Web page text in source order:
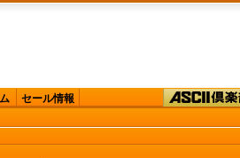
セール情報